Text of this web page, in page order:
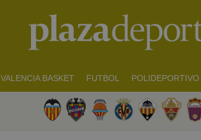
VALENCIA BASKET FUTBOL POLIDEPORTIVO